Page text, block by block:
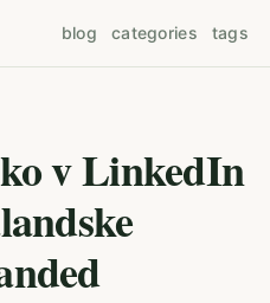
blog categories tags
v LinkedIn